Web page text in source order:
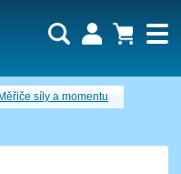
Měřiče síly a momentu
prázdný.
Nová registrace